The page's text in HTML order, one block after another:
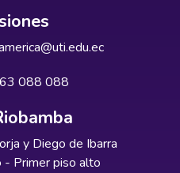
088 088
y Diego de Ibarra
- Primer piso alto